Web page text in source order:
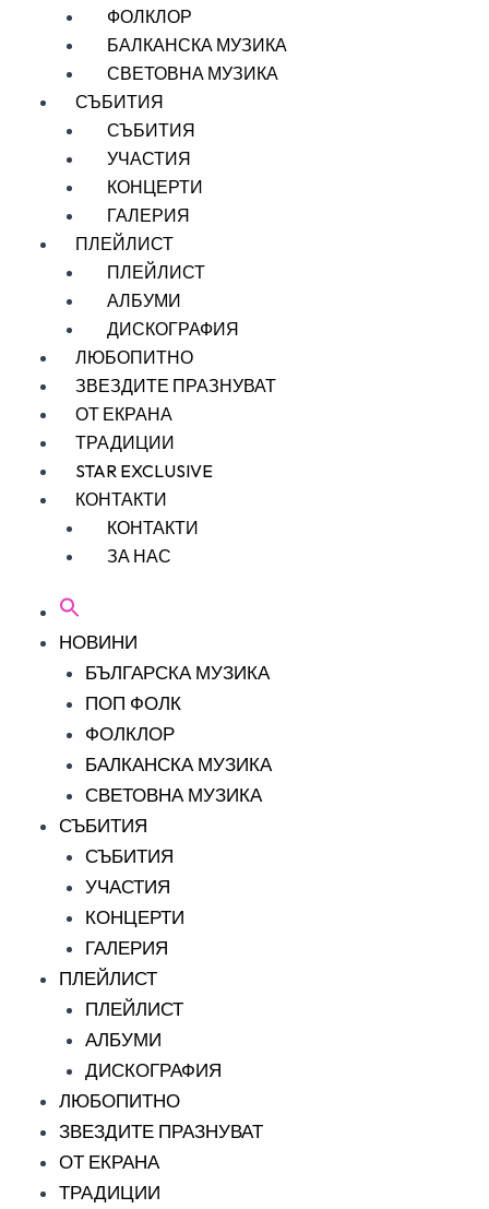
ФОЛКЛОР
БАЛКАНСКА МУЗИКА
СВЕТОВНА МУЗИКА
СЪБИТИЯ
СЪБИТИЯ
УЧАСТИЯ
КОНЦЕРТИ
ГАЛЕРИЯ
ПЛЕЙЛИСТ
ПЛЕЙЛИСТ
АЛБУМИ
ДИСКОГРАФИЯ
ЛЮБОПИТНО
ЗВЕЗДИТЕ ПРАЗНУВАТ
ОТ ЕКРАНА
ТРАДИЦИИ
STAR EXCLUSIVE
КОНТАКТИ
КОНТАКТИ
ЗА НАС
НОВИНИ
БЪЛГАРСКА МУЗИКА
ПОП ФОЛК
ФОЛКЛОР
БАЛКАНСКА МУЗИКА
СВЕТОВНА МУЗИКА
СЪБИТИЯ
СЪБИТИЯ
УЧАСТИЯ
КОНЦЕРТИ
ГАЛЕРИЯ
ПЛЕЙЛИСТ
ПЛЕЙЛИСТ
АЛБУМИ
ДИСКОГРАФИЯ
ЛЮБОПИТНО
ЗВЕЗДИТЕ ПРАЗНУВАТ
ОТ ЕКРАНА
ТРАДИЦИИ